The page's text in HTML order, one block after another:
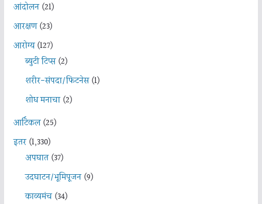
आंदोलन(21)
आरक्षण(23)
आरोग्य(127)
ब्युटी टिप्स(2)
शरीर-संपदा/फिटनेस(1)
शोध मनाचा(2)
आर्टिकल(25)
इतर(1,330)
अपघात(37)
उदघाटन/भूमिपूजन(9)
काव्यमंच(34)